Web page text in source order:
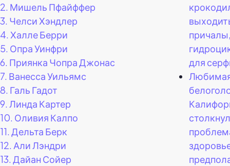
2. Мишель Пфайффер
3. Челси Хэндлер
4. Халле Берри
5. Опра Уинфри
6. Приянка Чопра Джонас
7. Ванесса Уильямс
8. Галь Гадот
9. Линда Картер
10. Оливия Калпо
11. Дельта Берк
12. Али Лэндри
13. Дайан Сойер
для